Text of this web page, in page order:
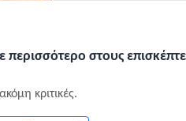
περισσότερο στους
κριτικές.